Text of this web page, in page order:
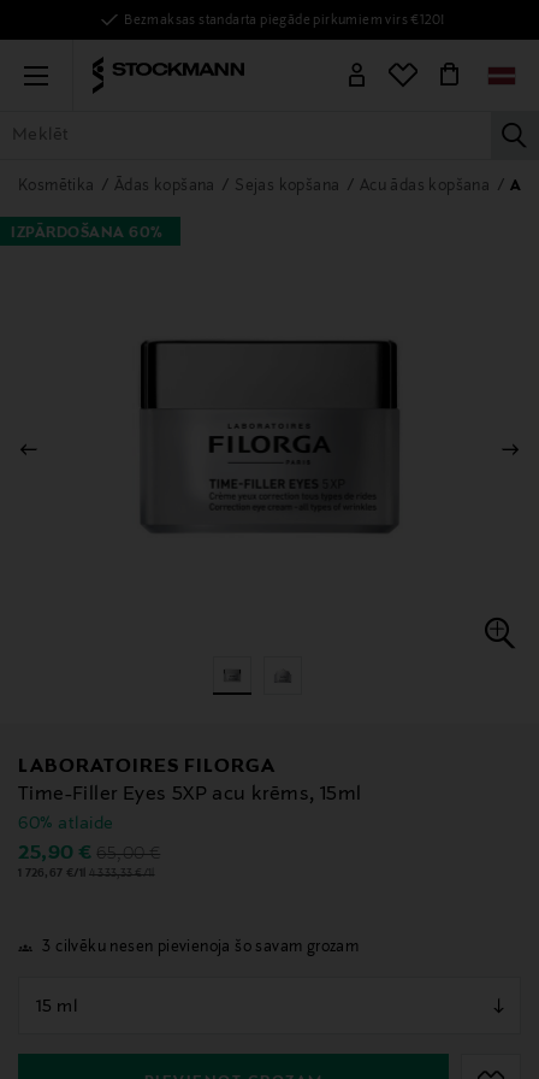
Bezmaksas standarta piegāde pirkumiem virs €120!
Menu
VISAS PRECES SIEVIETĒM VĪRIEŠIEM BĒRNIEM MĀJAI
Kosmētika Ādas kopšana Sejas kopšana Acu ādas kopšana
IZPĀRDOŠANA 60%
LABORATOIRES FILORGA
Time-Filler Eyes 5XP acu krēms, 15ml
60% atlaide
Discounted Price
25,90 € Original Price
65,00 €
1 726,67 €/1l 4 333,33 €/1l
3 cilvēku nesen pievienoja šo savam grozam